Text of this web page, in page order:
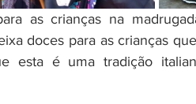
as crianças na
doces para as crianças
esta é uma tradição